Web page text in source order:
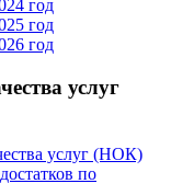
год
год
год
услуг
услуг (НОК)
по